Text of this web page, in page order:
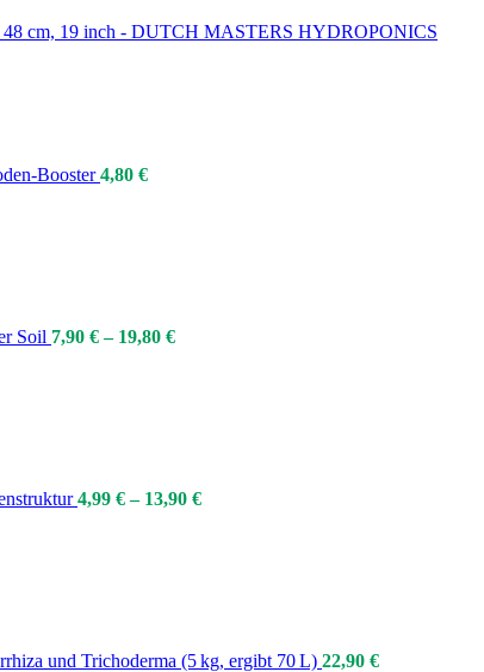
48 cm, 19 inch - DUTCH MASTERS HYDROPONICS
Booster4,80 €
Soil 7,90 €– 19,80 €
4,99 €– 13,90 €
und Trichoderma (5 kg, ergibt 70 L) 22,90 €